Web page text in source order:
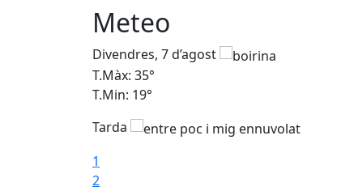
Meteo
Divendres, 7 d’agost
T.Màx: 35°
T.Min: 19°
Tarda
1
2